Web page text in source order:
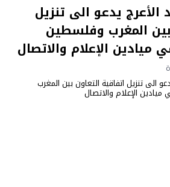
الأعرج يدعو الى تنزيل
بين المغرب وفلسطين
ميادين الإعلام والاتصال